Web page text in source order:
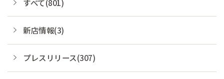
すべて(801)
新店情報(3)
プレスリリース(307)